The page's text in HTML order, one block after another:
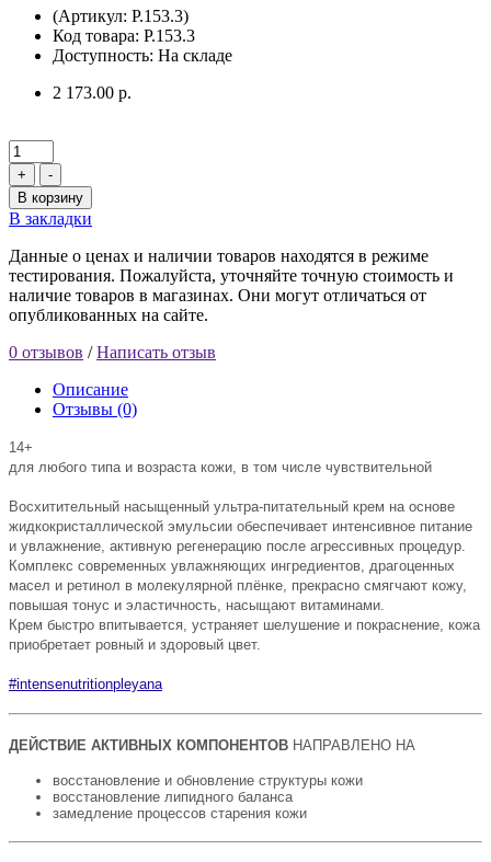
(Артикул: P.153.3)
Код товара: P.153.3
Доступность: На складе
2 173.00 р.
+
-
В корзину
В закладки
Данные о ценах и наличии товаров находятся в режиме
тестирования. Пожалуйста, уточняйте точную стоимость и
наличие товаров в магазинах. Они могут отличаться от
опубликованных на сайте.
0 отзывов /Написать отзыв
Описание
Отзывы (0)
14+
для любого типа и возраста кожи, в том числе чувствительной
Восхитительный насыщенный ультра-питательный крем на основе
жидкокристаллической эмульсии обеспечивает интенсивное питание
и увлажнение, активную регенерацию после агрессивных процедур.
Комплекс современных увлажняющих ингредиентов, драгоценных
масел и ретинол в молекулярной плёнке, прекрасно смягчают кожу,
повышая тонус и эластичность, насыщают витаминами.
Крем быстро впитывается, устраняет шелушение и покраснение, кожа
приобретает ровный и здоровый цвет.
#intensenutritionpleyana
ДЕЙСТВИЕ АКТИВНЫХ КОМПОНЕНТОВ НАПРАВЛЕНО НА
восстановление и обновление структуры кожи
восстановление липидного баланса
замедление процессов старения кожи